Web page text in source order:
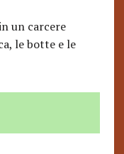
un carcere
le botte e le